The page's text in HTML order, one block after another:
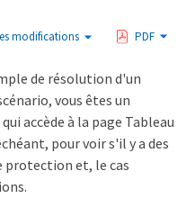
modifications PDF
de résolution d'un
vous êtes un
accède à la page Tableau
pour voir s'il y a des
protection et, le cas